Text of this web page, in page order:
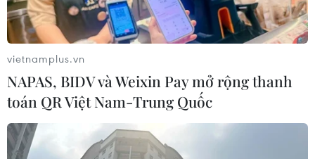
vietnamplus.vn
NAPAS, BIDV và Weixin Pay mở rộng thanh
toán QR Việt Nam-Trung Quốc